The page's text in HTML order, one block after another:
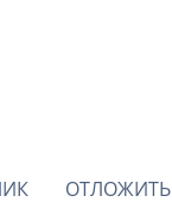
ОТЛОЖИТЬ